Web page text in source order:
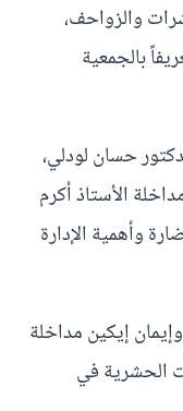
والزواحف،
بالجمعية
حسان لودلي،
الأستاذ أكرم
وأهمية الإدارة
إيكين مداخلة
الحشرية في